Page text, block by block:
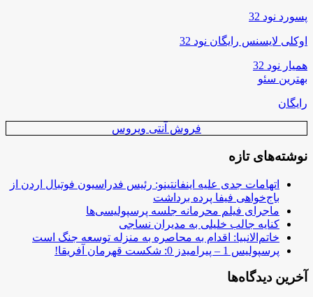
پسورد نود 32
اوکلی لایسنس رایگان نود 32
همیار نود 32
بهترین سئو
رایگان
فروش آنتی ویروس
نوشته‌های تازه
اتهامات جدی علیه اینفانتینو: رئیس فدراسیون فوتبال اردن از
باج‌خواهی فیفا پرده برداشت
ماجرای فیلم محرمانه جلسه پرسپولیسی‌ها
کنایه جالب خلیلی به مدیران نساجی
خاتم‌الانبیا: اقدام به محاصره به منزله توسعه جنگ است
پرسپولیس 1 – پیرامیدز 0: شکست قهرمان آفریقا!
آخرین دیدگاه‌ها